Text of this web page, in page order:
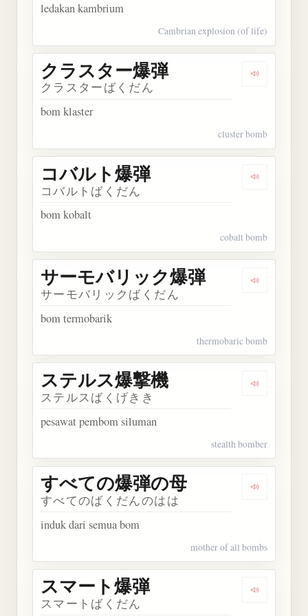
ledakan kambrium
Cambrian explosion (of life)
Dengarkan
クラスター爆弾
クラスターばくだん
bom klaster
cluster bomb
Dengarkan
コバルト爆弾
コバルトばくだん
bom kobalt
cobalt bomb
Dengarkan
サーモバリック爆弾
サーモバリックばくだん
bom termobarik
thermobaric bomb
Dengarkan
ステルス爆撃機
ステルスばくげきき
pesawat pembom siluman
stealth bomber
Dengarkan
すべての爆弾の母
すべてのばくだんのはは
induk dari semua bom
mother of all bombs
Dengarkan
スマート爆弾
スマートばくだん